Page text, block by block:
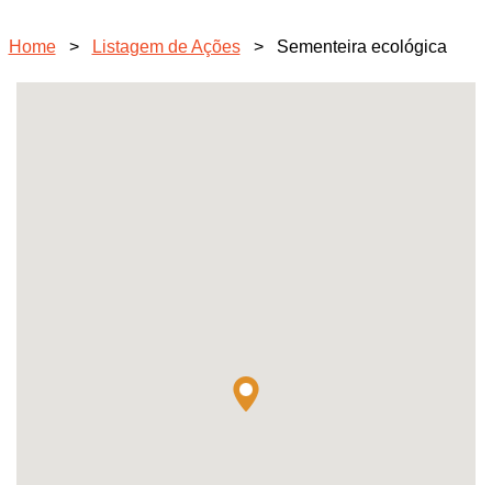
Home > Listagem de Ações > Sementeira ecológica